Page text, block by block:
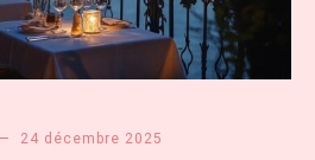
24 décembre 2025